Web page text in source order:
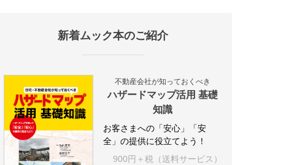
新着ムック本のご紹介
不動産会社が知っておくべき
ハザードマップ活用 基礎
知識
お客さまへの「安心」「安
全」の提供に役立てよう！
900円＋税（送料サービス）